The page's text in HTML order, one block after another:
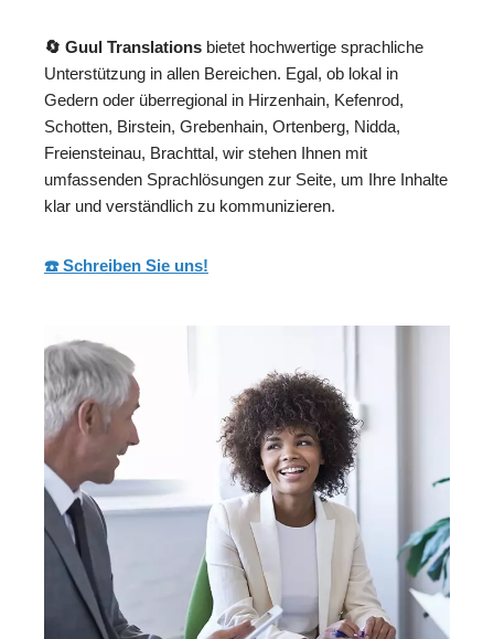
🔄 Guul Translations bietet hochwertige sprachliche
Unterstützung in allen Bereichen. Egal, ob lokal in
Gedern oder überregional in Hirzenhain, Kefenrod,
Schotten, Birstein, Grebenhain, Ortenberg, Nidda,
Freiensteinau, Brachttal, wir stehen Ihnen mit
umfassenden Sprachlösungen zur Seite, um Ihre Inhalte
klar und verständlich zu kommunizieren.
☎️ Schreiben Sie uns!